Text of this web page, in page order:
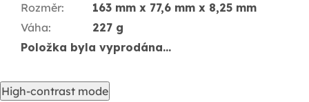
Rozměr:
163 mm x 77,6 mm x 8,25 mm
Váha:
227 g
Položka byla vyprodána…
High-contrast mode